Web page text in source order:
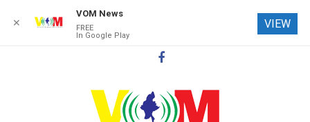
✕
VOM News
FREE
In Google Play
VIEW